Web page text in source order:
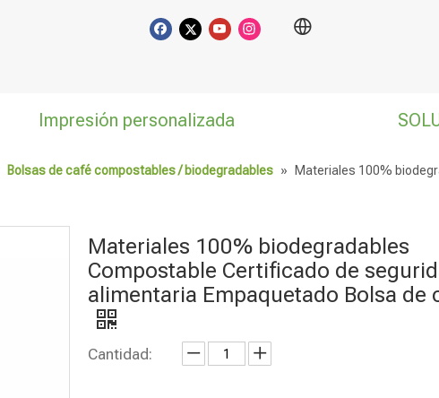
Impresión personalizada
Bolsas de café compostables / biodegradables »
Materiales 100%
Materiales 100% biodegradables
Compostable Certificado de
alimentaria Empaquetado Bolsa de
Cantidad: